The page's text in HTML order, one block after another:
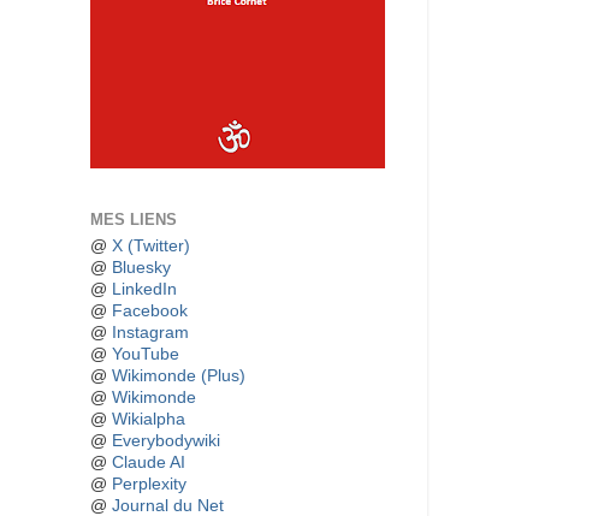
MES LIENS
@ X (Twitter)
@ Bluesky
@ LinkedIn
@ Facebook
@
Instagram
@ YouTube
@ Wikimonde (Plus)
@ Wikimonde
@ Wikialpha
@ Everybodywiki
@ Claude AI
@ Perplexity
@ Journal du Net